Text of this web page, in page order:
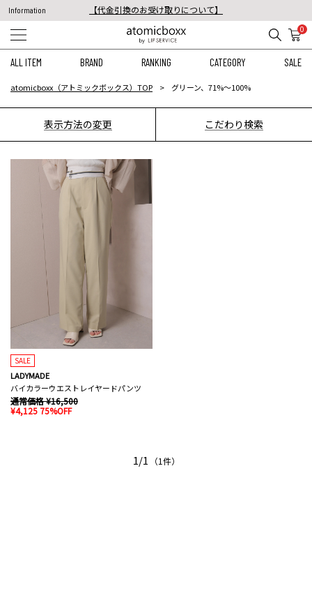
Information
【代金引換のお受け取りについて】
税込11,000円以上のご注文で送料無料！
0
ALL ITEM BRAND RANKING CATEGORY SALE
atomicboxx（アトミックボックス）TOP グリーン、71%〜100%
表示方法の変更 こだわり検索
SALE
LADYMADE
バイカラーウエストレイヤードパンツ
通常価格 ¥16,500
¥4,125 75%OFF
1/1 （1件）